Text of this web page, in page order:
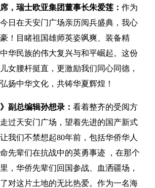
，瑞士欧亚集团董事长朱爱莲： 作为
日在天安门广场亲历阅兵盛典，我心
！目睹祖国雄师英姿飒爽、装备精
华民族的伟大复兴与和平崛起。这份
女腰杆挺直，更激励我们同心同德，
扬中华文化，共铸华夏辉煌！
副总编辑孙想录： 看着整齐的受阅方
过天安门广场，望着先进的国产新式
我们不禁想起80年前，包括华侨华人
先辈们在抗战中的英勇事迹 ，在那个
，华侨先辈们回国参战、血洒疆场，
对这片土地的无比热爱。作为一名海